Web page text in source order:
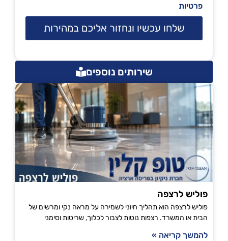
פרטיות
שלחו עכשיו ונחזור אליכם במהירות
שירותים נוספים
פוליש לרצפה
פוליש לרצפה הוא תהליך חיוני לשמירה על מראה נקי ומרשים של
הבית או המשרד. רצפות נוטות לצבור לכלוך, שריטות וסימני
להמשך קריאה »